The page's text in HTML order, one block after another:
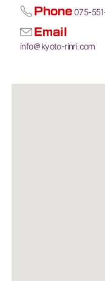
Phone 075-
Email
info＠kyoto-rinri.com